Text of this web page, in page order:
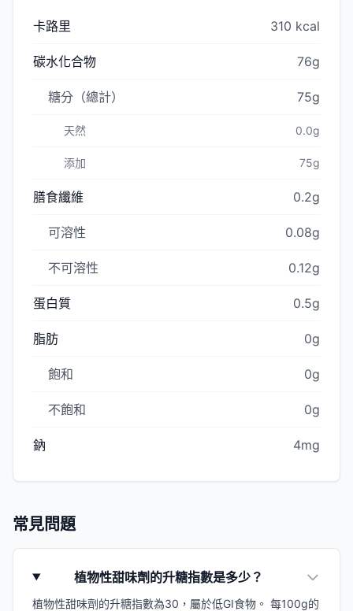
卡路里 310 kcal
碳水化合物 76g
糖分（總計） 75g
天然 0.0g
添加 75g
膳食纖維 0.2g
可溶性 0.08g
不可溶性 0.12g
蛋白質 0.5g
脂肪 0g
飽和 0g
不飽和 0g
鈉 4mg
常見問題
植物性甜味劑的升糖指數是多少？
植物性甜味劑的升糖指數為30，屬於低GI食物。 每100g的